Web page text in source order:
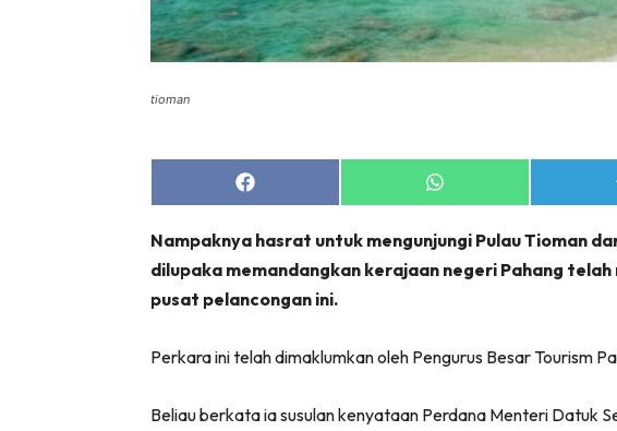
tioman
Share
on
Share
on
Nampaknya hasrat untuk mengunjungi Pulau Tioman
dilupaka memandangkan kerajaan negeri Pahang telah
pusat pelancongan ini.
Perkara ini telah dimaklumkan oleh Pengurus Besar Tourism
Beliau berkata ia susulan kenyataan Perdana Menteri Datuk